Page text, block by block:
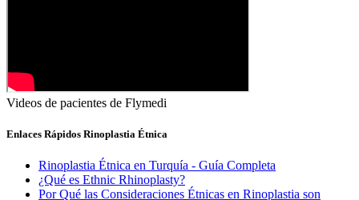
Videos de pacientes de Flymedi
Enlaces Rápidos Rinoplastia Étnica
Rinoplastia Étnica en Turquía - Guía Completa
¿Qué es Ethnic Rhinoplasty?
Por Qué las Consideraciones Étnicas en Rinoplastia son